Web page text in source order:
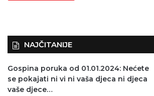
NAJČITANIJE
Gospina poruka od 01.01.2024: Nećete
se pokajati ni vi ni vaša djeca ni djeca
vaše djece…